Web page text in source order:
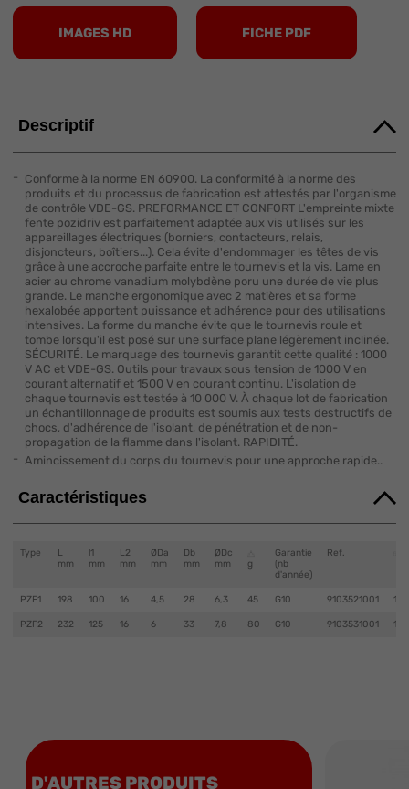
IMAGES HD FICHE PDF
Descriptif
Conforme à la norme EN 60900. La conformité à la norme des
produits et du processus de fabrication est attestés par l'organisme
de contrôle VDE-GS. PREFORMANCE ET CONFORT L'empreinte mixte
fente pozidriv est parfaitement adaptée aux vis utilisés sur les
appareillages électriques (borniers, contacteurs, relais,
disjoncteurs, boîtiers...). Cela évite d'endommager les têtes de vis
grâce à une accroche parfaite entre le tournevis et la vis. Lame en
acier au chrome vanadium molybdène poru une durée de vie plus
grande. Le manche ergonomique avec 2 matières et sa forme
hexalobée apportent puissance et adhérence pour des utilisations
intensives. La forme du manche évite que le tournevis roule et
tombe lorsqu'il est posé sur une surface plane légèrement inclinée.
SÉCURITÉ. Le marquage des tournevis garantit cette qualité : 1000
V AC et VDE-GS. Outils pour travaux sous tension de 1000 V en
courant alternatif et 1500 V en courant continu. L'isolation de
chaque tournevis est testée à 10 000 V. À chaque lot de fabrication
un échantillonnage de produits est soumis aux tests destructifs de
chocs, d'adhérence de l'isolant, de pénétration et de non-
propagation de la flamme dans l'isolant. RAPIDITÉ.
Amincissement du corps du tournevis pour une approche rapide..
Caractéristiques
Type
L
mm
l1
mm
L2
mm
ØDa
mm
Db
mm
ØDc
mm
g
Garantie
(nb
d'année)
Ref.
PZF1 198 100 16 4,5 28 6,3 45 G10 9103521001 1
PZF2 232 125 16 6 33 7,8 80 G10 9103531001 1
D'AUTRES PRODUITS